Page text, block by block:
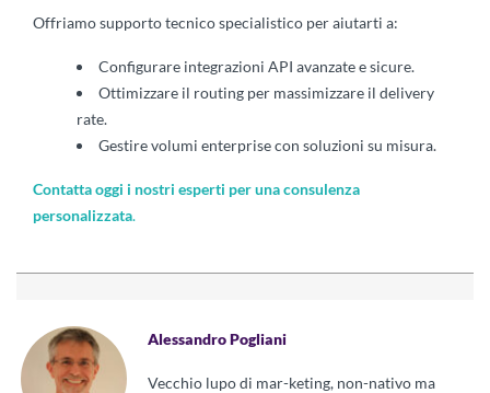
Offriamo supporto tecnico specialistico per aiutarti a:
Configurare integrazioni API avanzate e sicure.
Ottimizzare il routing per massimizzare il delivery
rate.
Gestire volumi enterprise con soluzioni su misura.
Contatta oggi i nostri esperti per una consulenza
personalizzata.
Alessandro Pogliani
Vecchio lupo di mar-keting, non-nativo ma